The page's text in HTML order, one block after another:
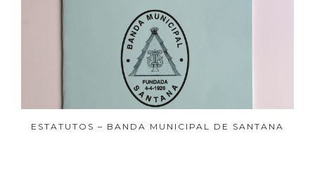
ESTATUTOS – BANDA MUNICIPAL DE SANTANA